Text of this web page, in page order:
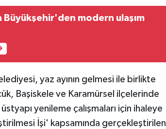
Büyükşehir'den modern ulaşım
yaz ayının gelmesi ile birlikte
Başiskele ve Karamürsel ilçelerinde
üstyapı yenileme çalışmaları için ihaleye
İşi' kapsamında gerçekleştirilen